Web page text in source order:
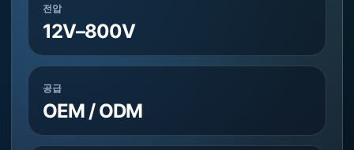
전압
12V–800V
공급
OEM / ODM